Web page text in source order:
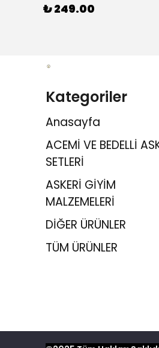
₺ 249.00
Kategoriler
Anasayfa
ACEMİ VE BEDELLİ
SETLERİ
ASKERİ GİYİM
MALZEMELERİ
DİĞER ÜRÜNLER
TÜM ÜRÜNLER